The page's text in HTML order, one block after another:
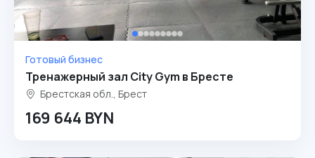
Готовый бизнес
Тренажерный зал City Gym в Бресте
Брестская обл., Брест
169 644 BYN